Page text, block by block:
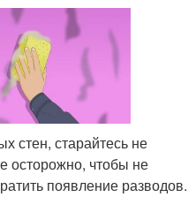
стен, старайтесь не
осторожно, чтобы не
появление разводов.